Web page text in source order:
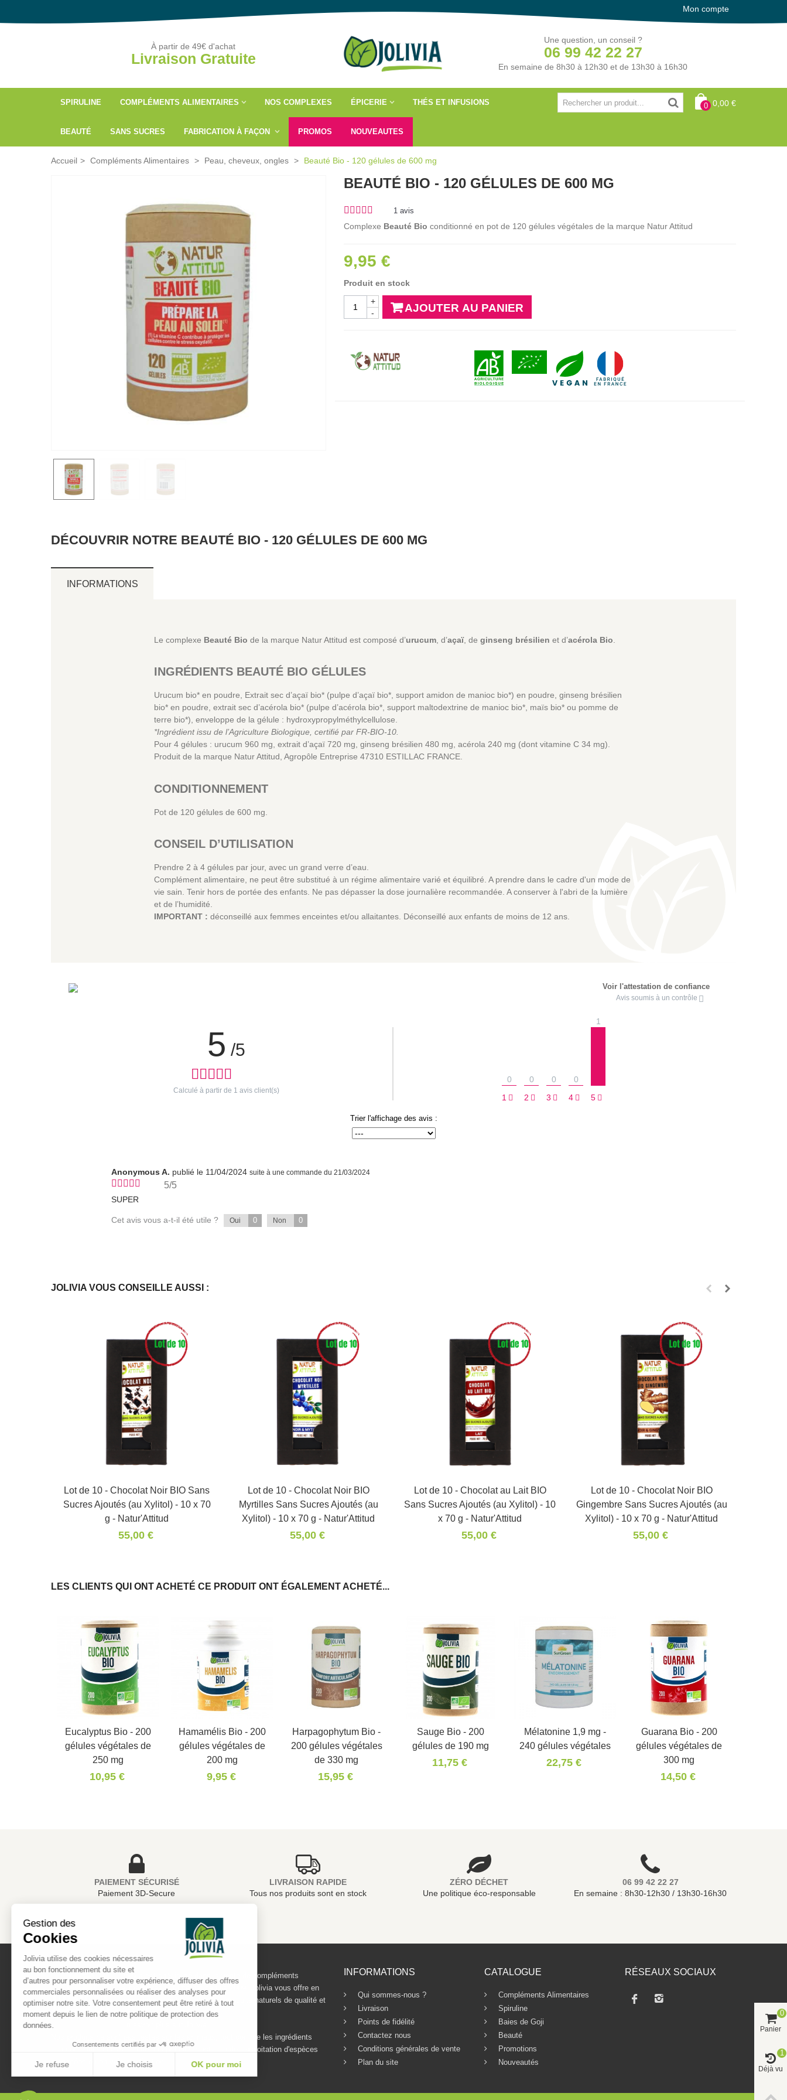
Mon compte
À partir de 49€ d'achat
Livraison Gratuite
Une question, un conseil ?
06 99 42 22 27
En semaine de 8h30 à 12h30 et de 13h30 à 16h30
0 0,00 €
SPIRULINE COMPLÉMENTS ALIMENTAIRES NOS COMPLEXES ÉPICERIE THÉS ET INFUSIONS
BEAUTÉ SANS SUCRES FABRICATION À FAÇON PROMOS NOUVEAUTES
Accueil > Compléments Alimentaires > Peau, cheveux, ongles > Beauté Bio - 120 gélules de 600 mg
BEAUTÉ BIO - 120 GÉLULES DE 600 MG
1 avis
Complexe Beauté Bio conditionné en pot de 120 gélules végétales de la marque Natur Attitud
9,95 €
Produit en stock
-
+
AJOUTER AU PANIER
DÉCOUVRIR NOTRE BEAUTÉ BIO - 120 GÉLULES DE 600 MG
INFORMATIONS
Le complexe Beauté Bio de la marque Natur Attitud est composé d’urucum, d’açaï, de ginseng brésilien et d’acérola Bio
INGRÉDIENTS BEAUTÉ BIO GÉLULES
Urucum bio* en poudre, Extrait sec d’açaï bio* (pulpe d’açaï bio*, support amidon de manioc bio*) en poudre, ginseng brésilien
bio* en poudre, extrait sec d’acérola bio* (pulpe d’acérola bio*, support maltodextrine de manioc bio*, maïs bio* ou pomme de
terre bio*), enveloppe de la gélule : hydroxypropylméthylcellulose.
*Ingrédient issu de l’Agriculture Biologique, certifié par FR-BIO-10.
Pour 4 gélules : urucum 960 mg, extrait d’açaï 720 mg, ginseng brésilien 480 mg, acérola 240 mg (dont vitamine C 34 mg).
Produit de la marque Natur Attitud, Agropôle Entreprise 47310 ESTILLAC FRANCE.
CONDITIONNEMENT
Pot de 120 gélules de 600 mg.
CONSEIL D’UTILISATION
Prendre 2 à 4 gélules par jour, avec un grand verre d’eau.
Complément alimentaire, ne peut être substitué à un régime alimentaire varié et équilibré. A prendre dans le cadre d'un mode de
vie sain. Tenir hors de portée des enfants. Ne pas dépasser la dose journalière recommandée. A conserver à l'abri de la lumière
et de l’humidité.
IMPORTANT : déconseillé aux femmes enceintes et/ou allaitantes. Déconseillé aux enfants de moins de 12 ans.
Voir l'attestation de confiance
Avis soumis à un contrôle
5 /5
Calculé à partir de 1 avis client(s)
1
0
2
0
3
0
4
0
5
1
Trier l'affichage des avis :
Anonymous A. publié le 11/04/2024 suite à une commande du 21/03/2024
5/5
SUPER
Cet avis vous a-t-il été utile ? Oui 0 Non 0
JOLIVIA VOUS CONSEILLE AUSSI :
Panier
Lot de 10 - Chocolat Noir BIO Sans
Sucres Ajoutés (au Xylitol) - 10 x 70
g - Natur'Attitud
55,00 €
Panier
Lot de 10 - Chocolat Noir BIO
Myrtilles Sans Sucres Ajoutés (au
Xylitol) - 10 x 70 g - Natur'Attitud
55,00 €
Panier
Lot de 10 - Chocolat au Lait BIO
Sans Sucres Ajoutés (au Xylitol) - 10
x 70 g - Natur'Attitud
55,00 €
Panier
Lot de 10 - Chocolat Noir BIO
Gingembre Sans Sucres Ajoutés (au
Xylitol) - 10 x 70 g - Natur'Attitud
55,00 €
LES CLIENTS QUI ONT ACHETÉ CE PRODUIT ONT ÉGALEMENT ACHETÉ...
Panier
Eucalyptus Bio - 200
gélules végétales de
250 mg
10,95 €
Panier
Hamamélis Bio - 200
gélules végétales de
200 mg
9,95 €
Panier
Harpagophytum Bio -
200 gélules végétales
de 330 mg
15,95 €
Panier
Sauge Bio - 200
gélules de 190 mg
11,75 €
Panier
Mélatonine 1,9 mg -
240 gélules végétales
22,75 €
Panier
Guarana Bio - 200
gélules végétales de
300 mg
14,50 €
PAIEMENT SÉCURISÉ
Paiement 3D-Secure
LIVRAISON RAPIDE
Tous nos produits sont en stock
ZÉRO DÉCHET
Une politique éco-responsable
06 99 42 22 27
En semaine : 8h30-12h30 / 13h30-16h30
Jolivia est spécialisé dans la vente de compléments
alimentaires sur internet depuis 2009. Jolivia vous offre en
permanence un large choix de produits naturels de qualité et
au meilleur prix !
Nos produits ne sont pas testés sur les animaux, tout comme les ingrédients
que nous utilisons. Aucun de nos produits n'est issu de l'exploitation d'espèces
menacées ou en voie d'extinction.
INFORMATIONS
Qui sommes-nous ?
Livraison
Points de fidélité
Contactez nous
Conditions générales de vente
Plan du site
CATALOGUE
Compléments Alimentaires
Spiruline
Baies de Goji
Beauté
Promotions
Nouveautés
RÉSEAUX SOCIAUX
Panier
0
Déjà vu
1
Gestion des
Cookies
Jolivia utilise des cookies nécessaires
au bon fonctionnement du site et
d’autres pour personnaliser votre expérience, diffuser des offres
commerciales personnalisées ou réaliser des analyses pour
optimiser notre site. Votre consentement peut être retiré à tout
moment depuis le lien de notre politique de protection des
données.
Consentements certifiés par
Je refuse Je choisis OK pour moi